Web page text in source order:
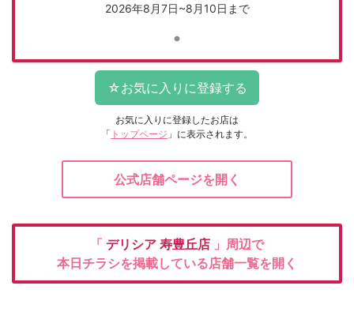
2026年8月7日~8月10日まで
お気に入りに登録したお店は
「 トップページ 」に表示されます。
公式店舗ページを開く
「 デリシア 寿豊丘店 」周辺で
本日チラシを掲載している店舗一覧を開く